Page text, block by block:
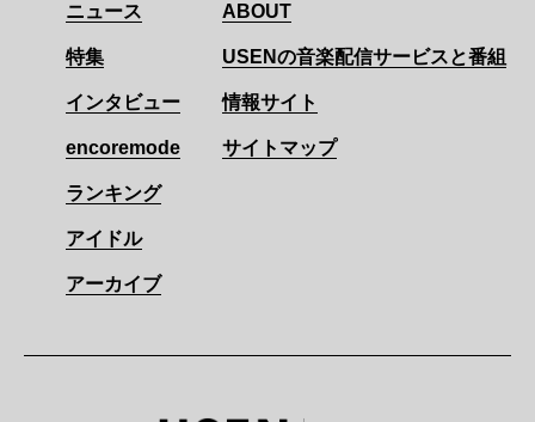
ニュース
特集
インタビュー
encoremode
ランキング
アイドル
アーカイブ
ABOUT
USENの音楽配信サービスと番組
情報サイト
サイトマップ